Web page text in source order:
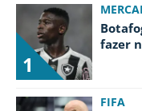
1
fazer
FIFA